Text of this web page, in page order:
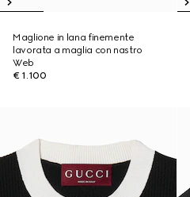
Maglione in lana finemente
lavorata a maglia con nastro
Web
€ 1.100